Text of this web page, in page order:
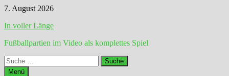
Zum
springen
7. August 2026
In voller Länge
Fußballpartien im Video als komplettes Spiel
Suche
nach:
Menü